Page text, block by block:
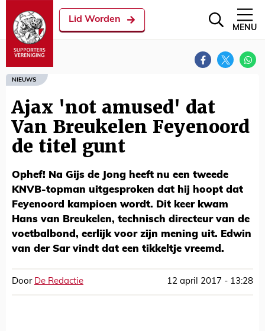
Lid Worden
MENU
NIEUWS
Ajax 'not amused' dat
Van Breukelen Feyenoord
de titel gunt
Ophef! Na Gijs de Jong heeft nu een tweede
KNVB-topman uitgesproken dat hij hoopt dat
Feyenoord kampioen wordt. Dit keer kwam
Hans van Breukelen, technisch directeur van de
voetbalbond, eerlijk voor zijn mening uit. Edwin
van der Sar vindt dat een tikkeltje vreemd.
Door De Redactie 12 april 2017 - 13:28